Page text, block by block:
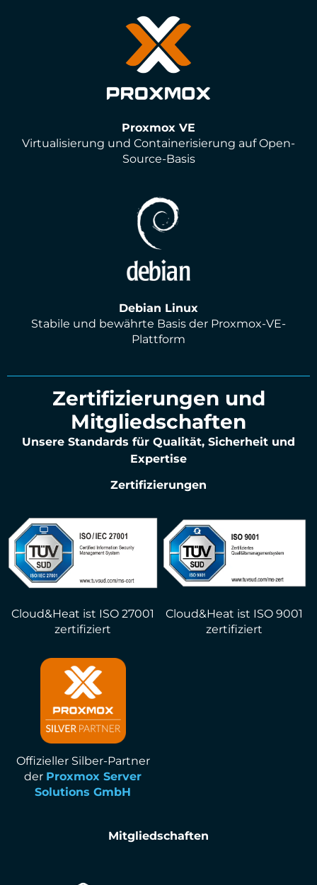
Proxmox VE
Virtualisierung und Containerisierung auf Open-
Source-Basis
Debian Linux
Stabile und bewährte Basis der Proxmox-VE-
Plattform
Zertifizierungen und
Mitgliedschaften
Unsere Standards für Qualität, Sicherheit und
Expertise
Zertifizierungen
Cloud&Heat ist ISO 27001
zertifiziert
Cloud&Heat ist ISO 9001
zertifiziert
Offizieller Silber-Partner
der Proxmox Server
Solutions GmbH
Mitgliedschaften